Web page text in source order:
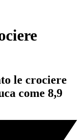
le crociere
come 8,9